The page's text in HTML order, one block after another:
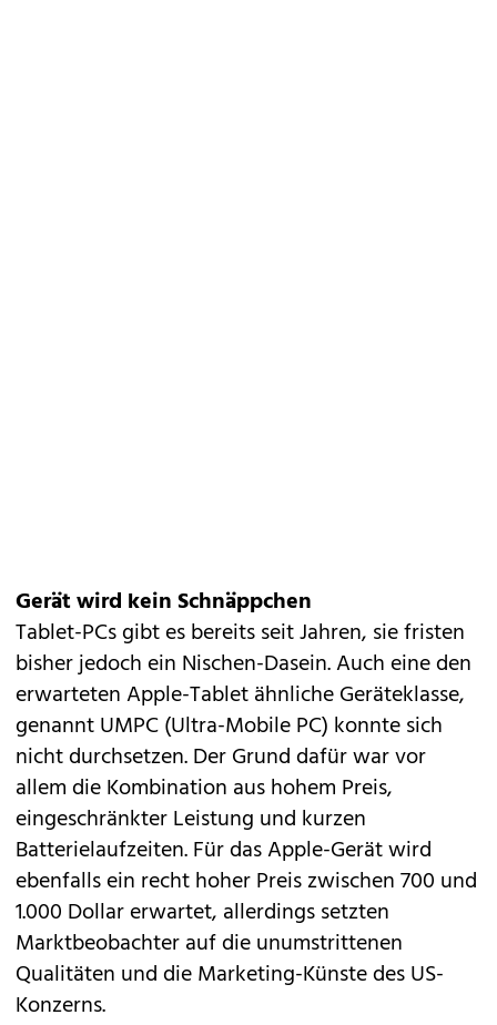
Gerät wird kein Schnäppchen
Tablet-PCsgibt es bereits seit Jahren, sie fristen
bisher jedoch ein Nischen-Dasein. Auch eine den
erwarteten Apple-Tablet ähnliche Geräteklasse,
genannt UMPC (Ultra-Mobile PC) konnte sich
nicht durchsetzen. Der Grund dafür war vor
allem die Kombination aus hohem Preis,
eingeschränkter Leistung und kurzen
Batterielaufzeiten. Für das Apple-Gerät wird
ebenfalls ein recht hoher Preis zwischen 700 und
1.000 Dollar erwartet, allerdings setzten
Marktbeobachter auf die unumstrittenen
Qualitäten und die Marketing-Künste des US-
Konzerns.